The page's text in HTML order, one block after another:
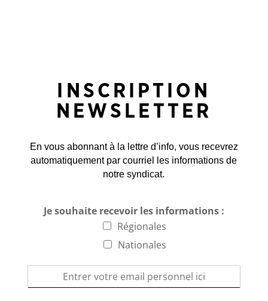
INSCRIPTION
NEWSLETTER
En vous abonnant à la lettre d’info, vous recevrez
automatiquement par courriel les informations de
notre syndicat.
Je souhaite recevoir les informations :
Régionales
Nationales